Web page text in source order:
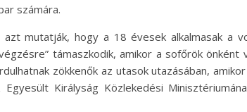
számára.
mutatják, hogy a 18 évesek alkalmasak a
támaszkodik, amikor a sofőrök
zökkenők az utasok utazásában,
Királyság Közlekedési